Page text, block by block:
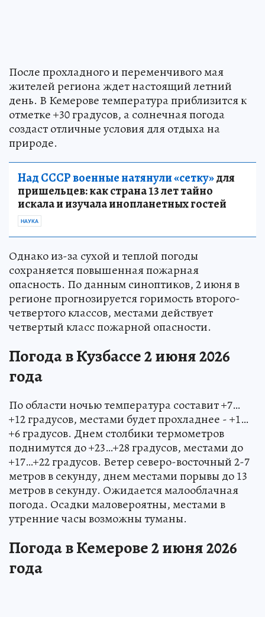
После прохладного и переменчивого мая
жителей региона ждет настоящий летний
день. В Кемерове температура приблизится к
отметке +30 градусов, а солнечная погода
создаст отличные условия для отдыха на
природе.
Над СССР военные натянули «сетку»для
пришельцев: как страна 13 лет тайно
искала и изучала инопланетных гостей
НАУКА
Однако из-за сухой и теплой погоды
сохраняется повышенная пожарная
опасность. По данным синоптиков, 2 июня в
регионе прогнозируется горимость второго-
четвертого классов, местами действует
четвертый класс пожарной опасности.
Погода в Кузбассе 2 июня 2026
года
По области ночью температура составит +7…
+12 градусов, местами будет прохладнее - +1…
+6 градусов. Днем столбики термометров
поднимутся до +23…+28 градусов, местами до
+17…+22 градусов. Ветер северо-восточный 2-7
метров в секунду, днем местами порывы до 13
метров в секунду. Ожидается малооблачная
погода. Осадки маловероятны, местами в
утренние часы возможны туманы.
Погода в Кемерове 2 июня 2026
года